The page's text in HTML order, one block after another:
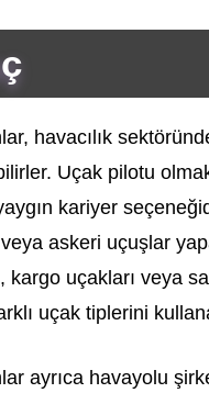
havacılık
Uçak pilotu
kariyer
askeri uçuşlar
kargo uçakları veya
uçak tiplerini
ayrıca havayolu